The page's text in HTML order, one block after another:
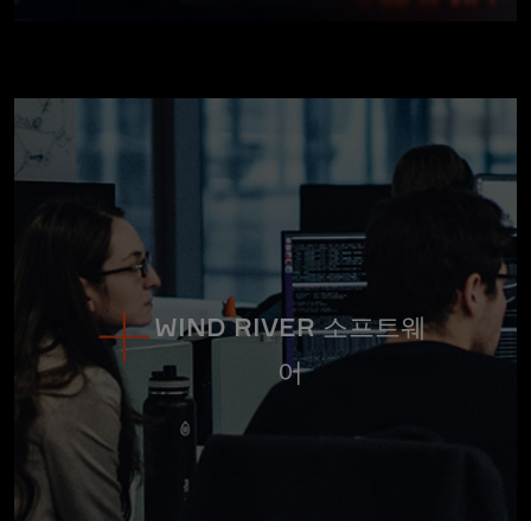
WIND RIVER 소프트웨
어